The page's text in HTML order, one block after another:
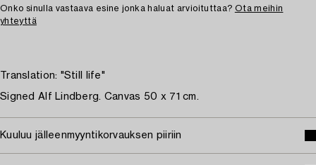
Onko sinulla vastaava esine jonka haluat arvioituttaa? Ota meihin
yhteyttä
Translation: "Still life"
Signed Alf Lindberg. Canvas 50 x 71 cm.
Kuuluu jälleenmyyntikorvauksen piiriin